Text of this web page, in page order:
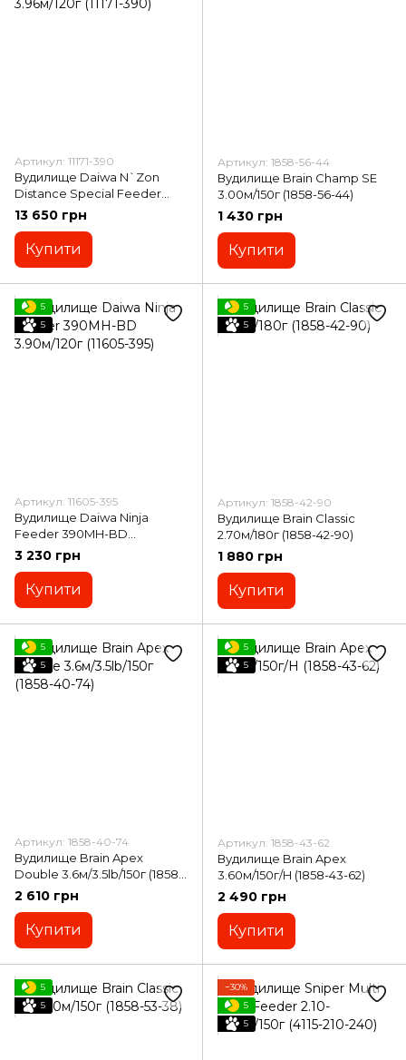
Артикул: 11171-390
Вудилище Daiwa N`Zon
Distance Special Feeder
3.96м/120г (11171-390)
13 650 грн
Купити
Артикул: 1858-56-44
Вудилище Brain Champ SE
3.00м/150г (1858-56-44)
1 430 грн
Купити
5
5
Артикул: 11605-395
Вудилище Daiwa Ninja
Feeder 390MH-BD
3.90м/120г (11605-395)
3 230 грн
Купити
5
5
Артикул: 1858-42-90
Вудилище Brain Classic
2.70м/180г (1858-42-90)
1 880 грн
Купити
5
5
Артикул: 1858-40-74
Вудилище Brain Apex
Double 3.6м/3.5lb/150г (1858-
40-74)
2 610 грн
Купити
5
5
Артикул: 1858-43-62
Вудилище Brain Apex
3.60м/150г/H (1858-43-62)
2 490 грн
Купити
5
5
−30%
5
5